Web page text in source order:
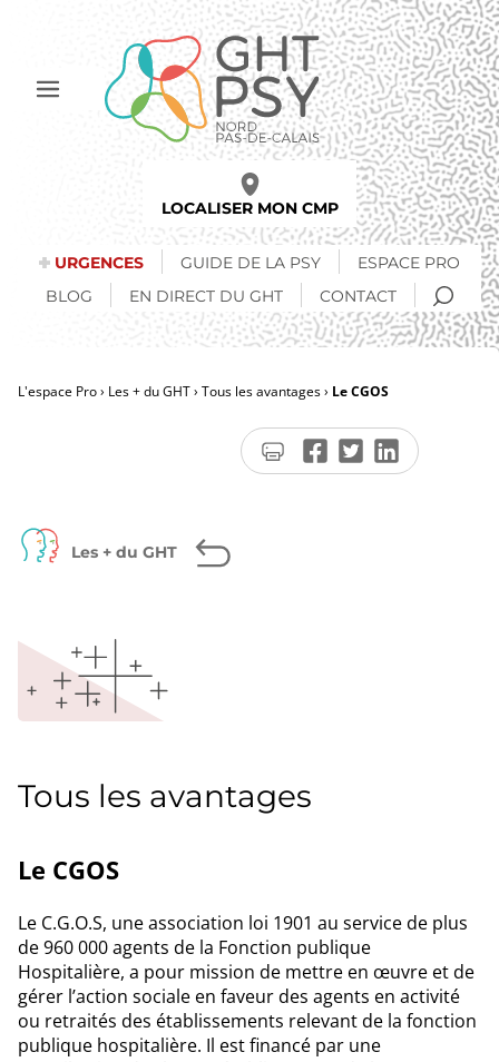
principal
Afficher
LOCALISER MON CMP
URGENCES GUIDE DE LA PSY
ESPACE PRO
BLOG
EN DIRECT DU GHT CONTACT
L'espace Pro Les + du GHT Tous les avantages Le CGOS
Les + du GHT
Tous les avantages
Le CGOS
Le C.G.O.S, une association loi 1901 au service de plus
de 960 000 agents de la Fonction publique
Hospitalière, a pour mission de mettre en œuvre et de
gérer l’action sociale en faveur des agents en activité
ou retraités des établissements relevant de la fonction
publique hospitalière. Il est financé par une
Imprimer
la
Partager
sur
Partager
sur
Partager
sur